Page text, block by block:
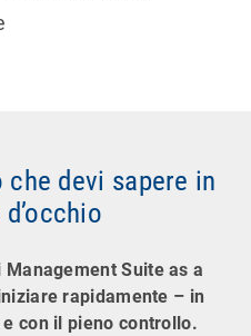
devi sapere in
Suite as a
rapidamente – in
con il pieno controllo.